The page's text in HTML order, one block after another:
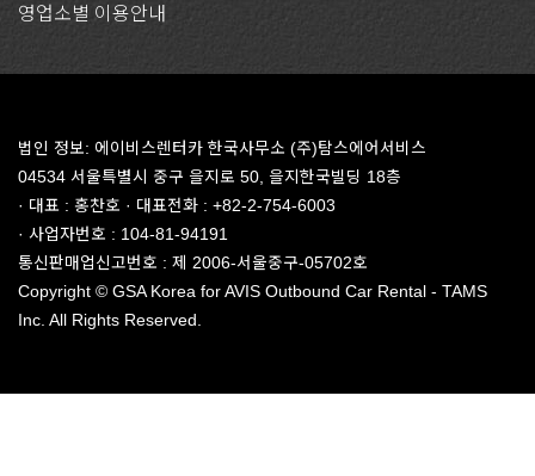
영업소별 이용안내
법인 정보: 에이비스렌터카 한국사무소 (주)탐스에어서비스
04534 서울특별시 중구 을지로 50, 을지한국빌딩 18층
· 대표 : 홍찬호 · 대표전화 : +82-2-754-6003
· 사업자번호 : 104-81-94191
통신판매업신고번호 : 제 2006-서울중구-05702호
Copyright © GSA Korea for AVIS Outbound Car Rental - TAMS
Inc. All Rights Reserved.